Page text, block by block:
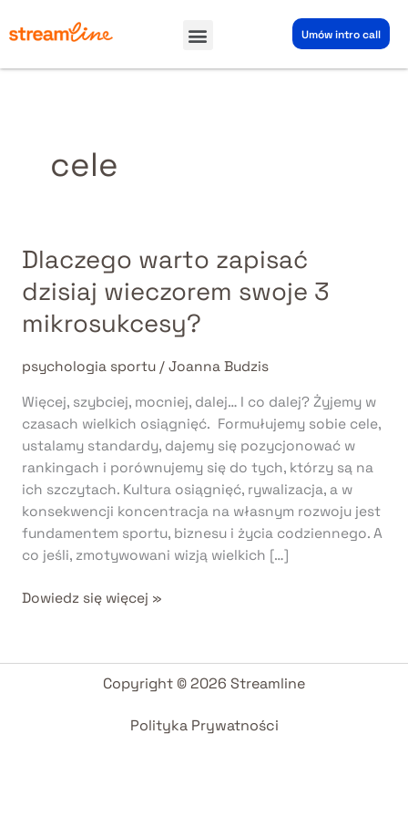
do
Menu Umów intro call
cele
Dlaczego warto zapisać
dzisiaj wieczorem swoje 3
mikrosukcesy?
psychologia sportu/ Joanna Budzis
Więcej, szybciej, mocniej, dalej… I co dalej? Żyjemy w
czasach wielkich osiągnięć. Formułujemy sobie cele,
ustalamy standardy, dajemy się pozycjonować w
rankingach i porównujemy się do tych, którzy są na
ich szczytach. Kultura osiągnięć, rywalizacja, a w
konsekwencji koncentracja na własnym rozwoju jest
fundamentem sportu, biznesu i życia codziennego. A
co jeśli, zmotywowani wizją wielkich […]
Dlaczego
warto
zapisać
dzisiaj
swoje
mikrosukcesy?
Dowiedz się więcej »
Copyright © 2026 Streamline
Polityka Prywatności